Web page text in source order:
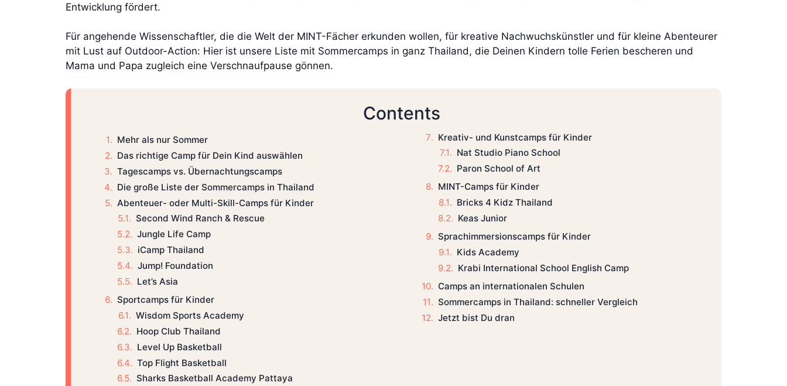
Entwicklung fördert.
Für angehende Wissenschaftler, die die Welt der MINT-Fächer erkunden wollen, für kreative Nachwuchskünstler und für kleine Abenteurer
mit Lust auf Outdoor-Action: Hier ist unsere Liste mit Sommercamps in ganz Thailand, die Deinen Kindern tolle Ferien bescheren und
Mama und Papa zugleich eine Verschnaufpause gönnen.
Contents
Mehr als nur Sommer
Das richtige Camp für Dein Kind auswählen
Tagescamps vs. Übernachtungscamps
Die große Liste der Sommercamps in Thailand
Abenteuer- oder Multi-Skill-Camps für Kinder
Second Wind Ranch & Rescue
Jungle Life Camp
iCamp Thailand
Jump! Foundation
Let’s Asia
Sportcamps für Kinder
Wisdom Sports Academy
Hoop Club Thailand
Level Up Basketball
Top Flight Basketball
Sharks Basketball Academy Pattaya
Kreativ- und Kunstcamps für Kinder
Nat Studio Piano School
Paron School of Art
MINT-Camps für Kinder
Bricks 4 Kidz Thailand
Keas Junior
Sprachimmersionscamps für Kinder
Kids Academy
Krabi International School English Camp
Camps an internationalen Schulen
Sommercamps in Thailand: schneller Vergleich
Jetzt bist Du dran